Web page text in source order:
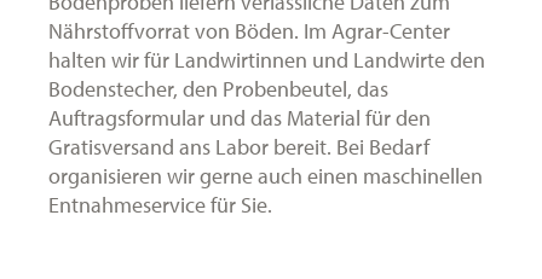
Nährstoffvorrat von Böden. Im Agrar-Center
halten wir für Landwirtinnen und Landwirte den
Bodenstecher, den Probenbeutel, das
Auftragsformular und das Material für den
Gratisversand ans Labor bereit. Bei Bedarf
organisieren wir gerne auch einen maschinellen
Entnahmeservice für Sie.